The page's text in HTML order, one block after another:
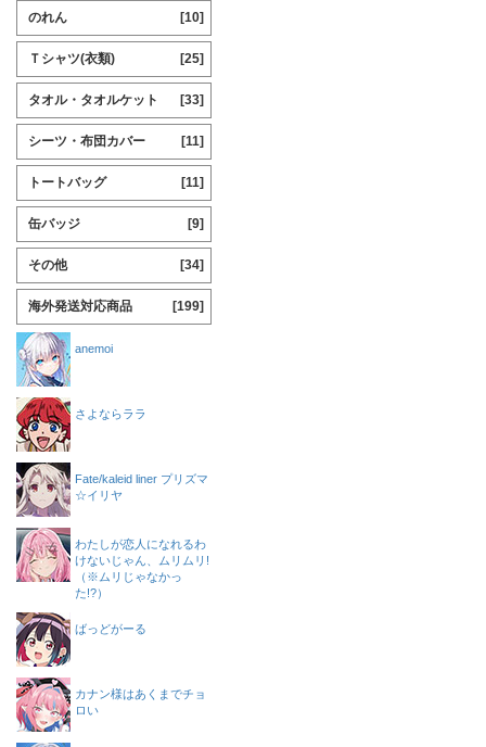
のれん [10]
Ｔシャツ(衣類) [25]
タオル・タオルケット [33]
シーツ・布団カバー [11]
トートバッグ [11]
缶バッジ [9]
その他 [34]
海外発送対応商品 [199]
anemoi
さよならララ
Fate/kaleid liner プリズマ
☆イリヤ
わたしが恋人になれるわ
けないじゃん、ムリムリ!
（※ムリじゃなかっ
た!?）
ばっどがーる
カナン様はあくまでチョ
ロい